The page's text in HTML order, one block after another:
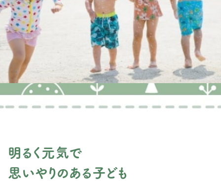
明るく元気で
思いやりのある子ども